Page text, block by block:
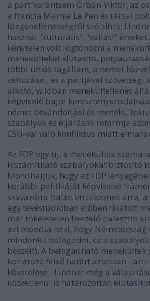
a párt korántsem Orbán Viktor, az
a francia Marine Le Pen és társai
Idegenellenességről szó sincs,
használ “kulturális”, “vallási”
kénytelen volt rögtönözni a
menekülteket elutasító,
többi uniós tagállam, a német
változásai, és a pártjával szövetségi
alkotó, valóban menekültellenes
képviselő bajor
német bevándorlási és
szabályok és eljárások reformja
CSU-val való konfliktus miatt
Az FDP egy új, a menekültek
kiszámítható szabályokat biztosító
Mondhatjuk, hogy az FDP
korábbi politikáját képviselve
szavazóira (talán emlékeznek arra,
egy tévéstúdióban élőben ríkatott
már tökéletesen beszélő palesztin
azt mondta neki, hogy Németország
mindenkit befogadni, és a
beszélt). A befogadható menekültek
korlátozó felső határt azonban - ami
követelése - Lindner még a
közvetlenül is határozottan